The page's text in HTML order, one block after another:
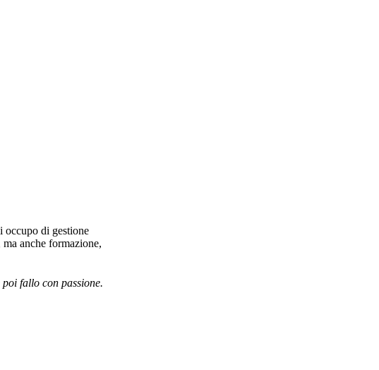
occupo di gestione
anche formazione,
fallo con passione.